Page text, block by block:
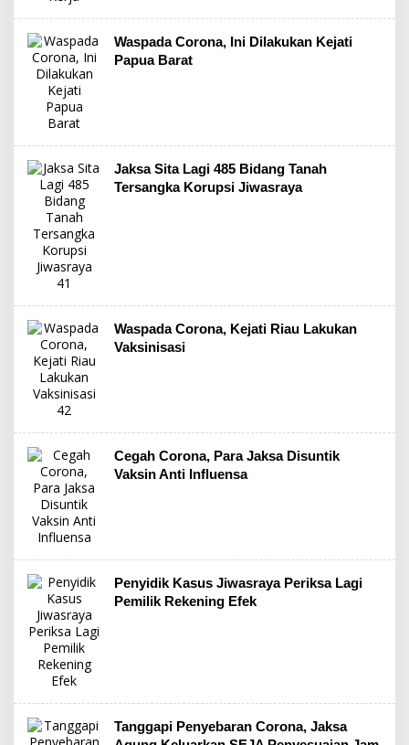
Waspada Corona, Ini Dilakukan Kejati
Papua Barat
Jaksa Sita Lagi 485 Bidang Tanah
Tersangka Korupsi Jiwasraya
Waspada Corona, Kejati Riau Lakukan
Vaksinisasi
Cegah Corona, Para Jaksa Disuntik
Vaksin Anti Influensa
Penyidik Kasus Jiwasraya Periksa Lagi
Pemilik Rekening Efek
Tanggapi Penyebaran Corona, Jaksa